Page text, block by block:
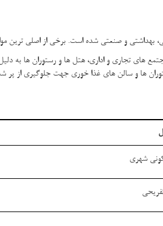
و صنعتی شده است. برخی از اصلی ترین
های تجاری و اداری، هتل ها و رستوران ها به
ها و سالن های غذا خوری جهت جلوگیری از
شهری